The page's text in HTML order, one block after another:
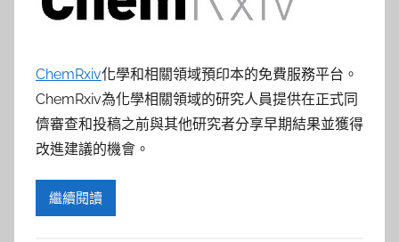
ChemRxiv化學和相關領域預印本的免費服務平台。
ChemRxiv為化學相關領域的研究人員提供在正式同
儕審查和投稿之前與其他研究者分享早期結果並獲得
改進建議的機會。
繼續閱讀